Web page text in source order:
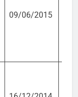
09/06/2015